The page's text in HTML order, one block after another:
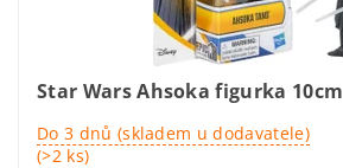
Star Wars Ahsoka figurka 10cm
Do 3 dnů (skladem u dodavatele)
(>2 ks)